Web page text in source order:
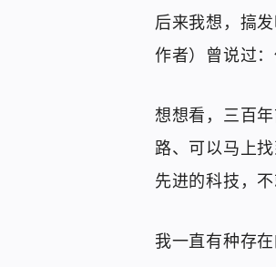
后来我想，搞
作者）曾说过
想想看，三百
路、可以马上
先进的科技，
我一直有种存